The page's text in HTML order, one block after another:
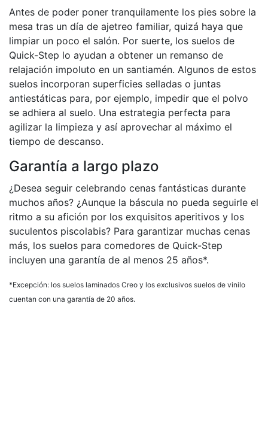
Antes de poder poner tranquilamente los pies sobre la
mesa tras un día de ajetreo familiar, quizá haya que
limpiar un poco el salón. Por suerte, los suelos de
Quick-Step lo ayudan a obtener un remanso de
relajación impoluto en un santiamén. Algunos de estos
suelos incorporan superficies selladas o juntas
antiestáticas para, por ejemplo, impedir que el polvo
se adhiera al suelo. Una estrategia perfecta para
agilizar la limpieza y así aprovechar al máximo el
tiempo de descanso.
Garantía a largo plazo
¿Desea seguir celebrando cenas fantásticas durante
muchos años? ¿Aunque la báscula no pueda seguirle el
ritmo a su afición por los exquisitos aperitivos y los
suculentos piscolabis? Para garantizar muchas cenas
más, los suelos para comedores de Quick-Step
incluyen una garantía de al menos 25 años*.
*Excepción: los suelos laminados Creo y los exclusivos suelos de vinilo
cuentan con una garantía de 20 años.